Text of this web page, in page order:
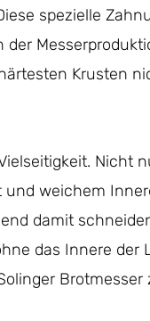
spezielle
Krusten
Nicht
weichem
damit
das Innere der